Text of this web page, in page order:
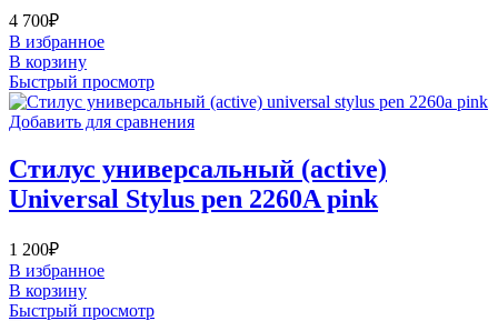
4 700₽
В избранное
В корзину
Быстрый просмотр
Добавить для сравнения
Стилус универсальный (active)
Universal Stylus pen 2260A pink
1 200₽
В избранное
В корзину
Быстрый просмотр